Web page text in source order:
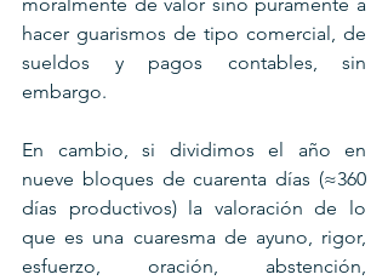
hacer guarismos de tipo comercial, de
sueldos y pagos contables, sin
embargo.
En cambio, si dividimos el año en
nueve bloques de cuarenta días (≈360
días productivos) la valoración de lo
que es una cuaresma de ayuno, rigor,
esfuerzo, oración, abstención,